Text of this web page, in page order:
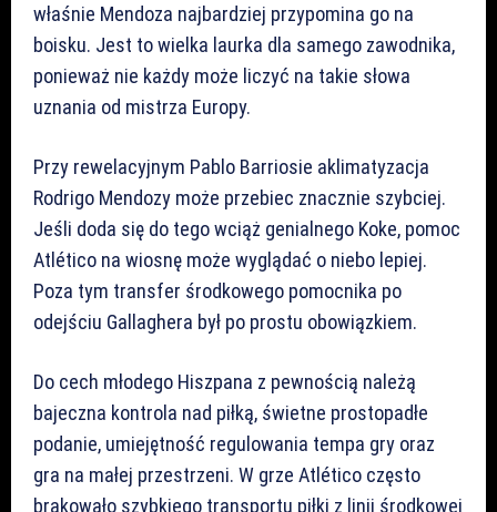
właśnie Mendoza najbardziej przypomina go na
boisku. Jest to wielka laurka dla samego zawodnika,
ponieważ nie każdy może liczyć na takie słowa
uznania od mistrza Europy.
Przy rewelacyjnym Pablo Barriosie aklimatyzacja
Rodrigo Mendozy może przebiec znacznie szybciej.
Jeśli doda się do tego wciąż genialnego Koke, pomoc
Atlético na wiosnę może wyglądać o niebo lepiej.
Poza tym transfer środkowego pomocnika po
odejściu Gallaghera był po prostu obowiązkiem.
Do cech młodego Hiszpana z pewnością należą
bajeczna kontrola nad piłką, świetne prostopadłe
podanie, umiejętność regulowania tempa gry oraz
gra na małej przestrzeni. W grze Atlético często
brakowało szybkiego transportu piłki z linii środkowej